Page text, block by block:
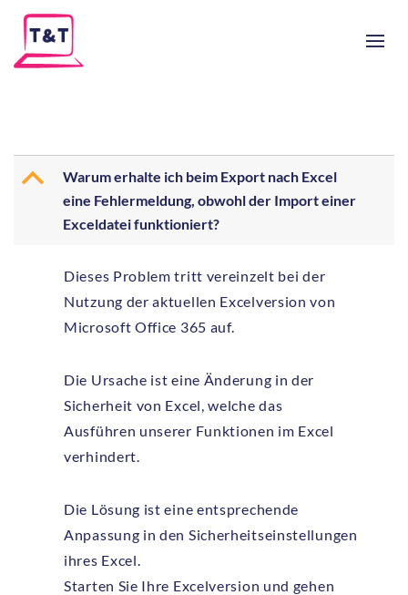
B
Warum erhalte ich beim Export nach Excel
eine Fehlermeldung, obwohl der Import einer
Exceldatei funktioniert?
Dieses Problem tritt vereinzelt bei der
Nutzung der aktuellen Excelversion von
Microsoft Office 365 auf.
Die Ursache ist eine Änderung in der
Sicherheit von Excel, welche das
Ausführen unserer Funktionen im Excel
verhindert.
Die Lösung ist eine entsprechende
Anpassung in den Sicherheitseinstellungen
ihres Excel.
Starten Sie Ihre Excelversion und gehen